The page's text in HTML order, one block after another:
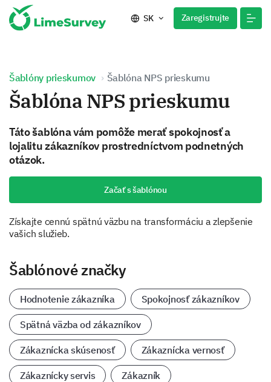
SK Zaregistrujte
Šablóny prieskumov Šablóna NPS prieskumu
Šablóna NPS prieskumu
Táto šablóna vám pomôže merať spokojnosť a
lojalitu zákazníkov prostredníctvom podnetných
otázok.
Začať s šablónou
Získajte cennú spätnú väzbu na transformáciu a zlepšenie
vašich služieb.
Šablónové značky
Hodnotenie zákazníka Spokojnosť zákazníkov
Spätná väzba od zákazníkov
Zákaznícka skúsenosť Zákaznícka vernosť
Zákaznícky servis Zákazník